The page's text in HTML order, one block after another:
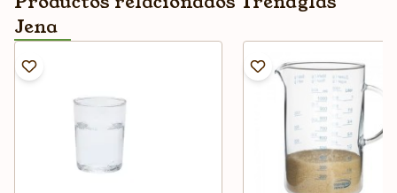
Jena